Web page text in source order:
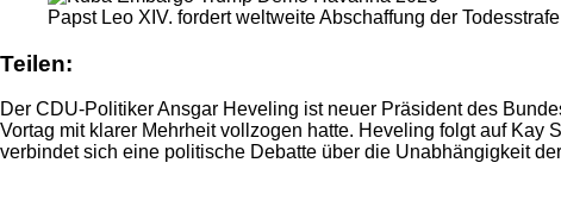
Papst Leo XIV. fordert weltweite Abschaffung der Todesstrafe
Teilen:
Der CDU-Politiker Ansgar Heveling ist neuer Präsident des
Vortag mit klarer Mehrheit vollzogen hatte. Heveling folgt auf
verbindet sich eine politische Debatte über die Unabhängigkeit